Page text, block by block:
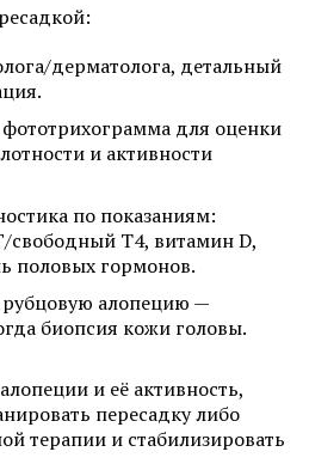
дерматолога, детальный
для оценки
и активности
по показаниям:
T4, витамин D,
половых гормонов.
алопецию —
биопсия кожи головы.
и её активность,
пересадку либо
терапии и стабилизировать